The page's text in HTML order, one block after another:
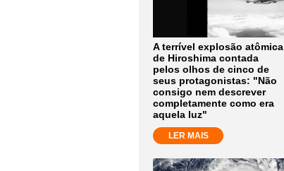
A terrível explosão atômica
de Hiroshima contada
pelos olhos de cinco de
seus protagonistas: "Não
consigo nem descrever
completamente como era
aquela luz"
LER MAIS